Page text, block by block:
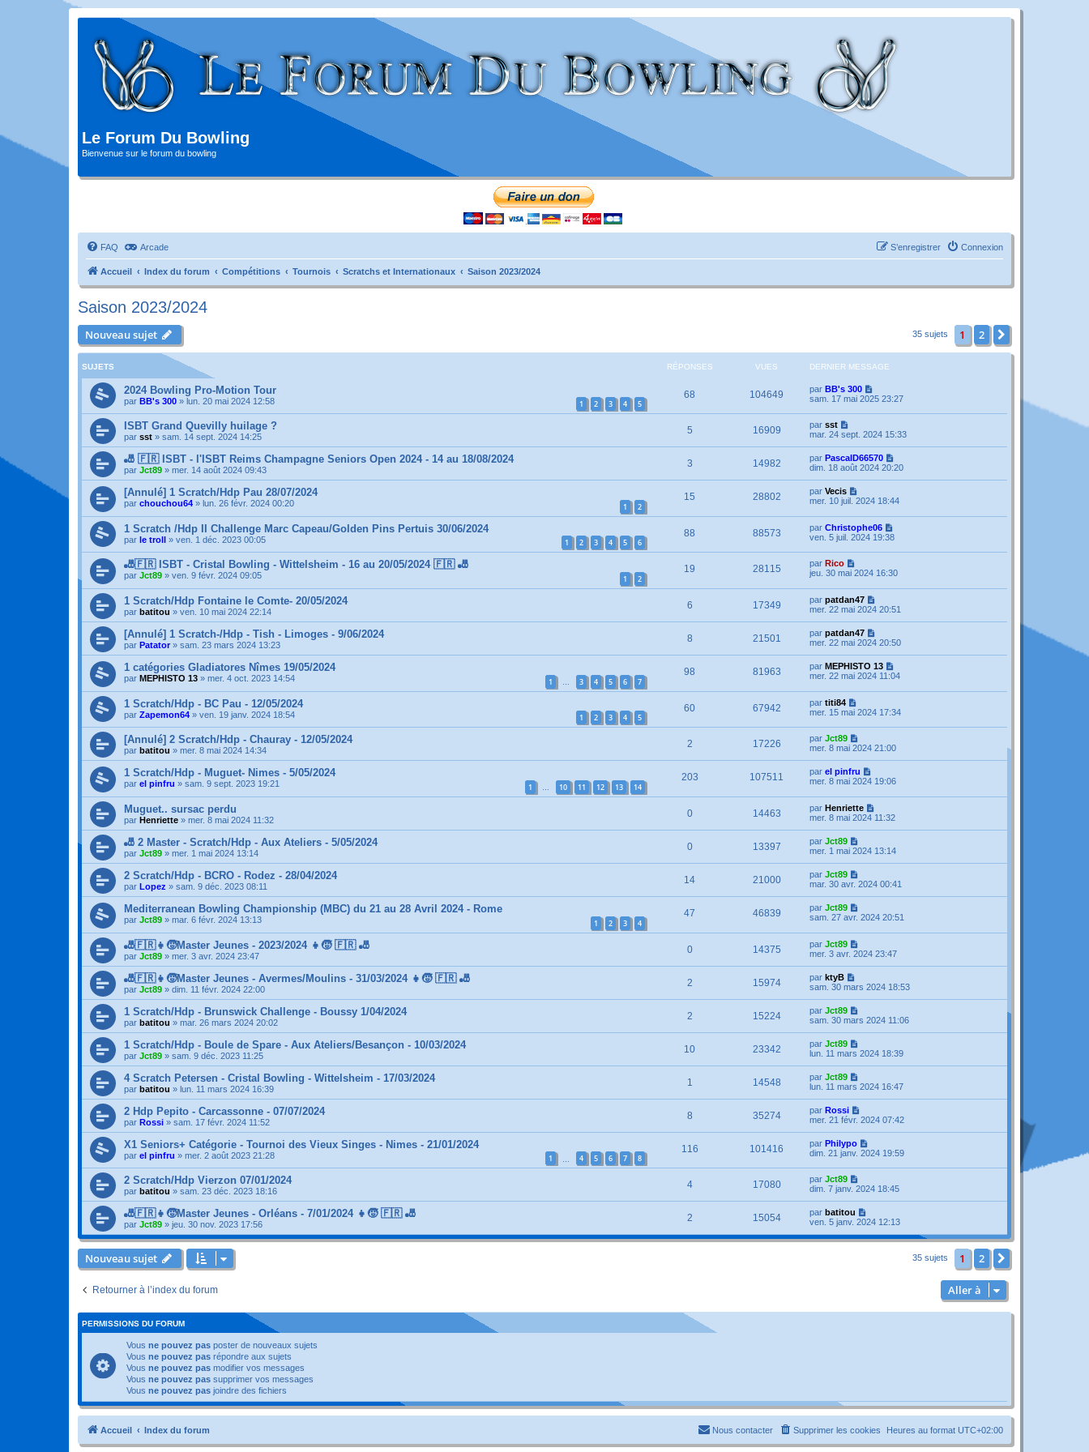
Le Forum Du Bowling
Bienvenue sur le forum du bowling
FAQ Arcade Connexion
S’enregistrer
Accueil Index du forum Compétitions Tournois Scratchs et Internationaux Saison 2023/2024
Saison 2023/2024
Nouveau sujet 35 sujets 1 2
SUJETS RÉPONSES VUES DERNIER MESSAGE
2024 Bowling Pro-Motion Tour
par BB's 300 » lun. 20 mai 2024 12:58 1 2 3 4 5
68 104649 par BB's 300
sam. 17 mai 2025 23:27
ISBT Grand Quevilly huilage ?
par sst » sam. 14 sept. 2024 14:25
5 16909 par sst
mar. 24 sept. 2024 15:33
🎳 🇫🇷 ISBT - l'ISBT Reims Champagne Seniors Open 2024 - 14 au 18/08/2024
par Jct89 » mer. 14 août 2024 09:43
3 14982 par PascalD66570
dim. 18 août 2024 20:20
[Annulé] 1 Scratch/Hdp Pau 28/07/2024
par chouchou64 » lun. 26 févr. 2024 00:20 1 2
15 28802 par Vecis
mer. 10 juil. 2024 18:44
1 Scratch /Hdp II Challenge Marc Capeau/Golden Pins Pertuis 30/06/2024
par le troll » ven. 1 déc. 2023 00:05 1 2 3 4 5 6
88 88573 par Christophe06
ven. 5 juil. 2024 19:38
🎳🇫🇷 ISBT - Cristal Bowling - Wittelsheim - 16 au 20/05/2024 🇫🇷 🎳
par Jct89 » ven. 9 févr. 2024 09:05 1 2
19 28115 par Rico
jeu. 30 mai 2024 16:30
1 Scratch/Hdp Fontaine le Comte- 20/05/2024
par batitou » ven. 10 mai 2024 22:14
6 17349 par patdan47
mer. 22 mai 2024 20:51
[Annulé] 1 Scratch-/Hdp - Tish - Limoges - 9/06/2024
par Patator » sam. 23 mars 2024 13:23
8 21501 par patdan47
mer. 22 mai 2024 20:50
1 catégories Gladiatores Nîmes 19/05/2024
par MEPHISTO 13 » mer. 4 oct. 2023 14:54 1 … 3 4 5 6 7
98 81963 par MEPHISTO 13
mer. 22 mai 2024 11:04
1 Scratch/Hdp - BC Pau - 12/05/2024
par Zapemon64 » ven. 19 janv. 2024 18:54 1 2 3 4 5
60 67942 par titi84
mer. 15 mai 2024 17:34
[Annulé] 2 Scratch/Hdp - Chauray - 12/05/2024
par batitou » mer. 8 mai 2024 14:34
2 17226 par Jct89
mer. 8 mai 2024 21:00
1 Scratch/Hdp - Muguet- Nimes - 5/05/2024
par el pinfru » sam. 9 sept. 2023 19:21 1 … 10 11 12 13 14
203 107511 par el pinfru
mer. 8 mai 2024 19:06
Muguet.. sursac perdu
par Henriette » mer. 8 mai 2024 11:32
0 14463 par Henriette
mer. 8 mai 2024 11:32
🎳 2 Master - Scratch/Hdp - Aux Ateliers - 5/05/2024
par Jct89 » mer. 1 mai 2024 13:14
0 13397 par Jct89
mer. 1 mai 2024 13:14
2 Scratch/Hdp - BCRO - Rodez - 28/04/2024
par Lopez » sam. 9 déc. 2023 08:11
14 21000 par Jct89
mar. 30 avr. 2024 00:41
Mediterranean Bowling Championship (MBC) du 21 au 28 Avril 2024 - Rome
par Jct89 » mar. 6 févr. 2024 13:13 1 2 3 4
47 46839 par Jct89
sam. 27 avr. 2024 20:51
🎳🇫🇷👧🧒Master Jeunes - 2023/2024 👧🧒 🇫🇷 🎳
par Jct89 » mer. 3 avr. 2024 23:47
0 14375 par Jct89
mer. 3 avr. 2024 23:47
🎳🇫🇷👧🧒Master Jeunes - Avermes/Moulins - 31/03/2024 👧🧒 🇫🇷 🎳
par Jct89 » dim. 11 févr. 2024 22:00
2 15974 par ktyB
sam. 30 mars 2024 18:53
1 Scratch/Hdp - Brunswick Challenge - Boussy 1/04/2024
par batitou » mar. 26 mars 2024 20:02
2 15224 par Jct89
sam. 30 mars 2024 11:06
1 Scratch/Hdp - Boule de Spare - Aux Ateliers/Besançon - 10/03/2024
par Jct89 » sam. 9 déc. 2023 11:25
10 23342 par Jct89
lun. 11 mars 2024 18:39
4 Scratch Petersen - Cristal Bowling - Wittelsheim - 17/03/2024
par batitou » lun. 11 mars 2024 16:39
1 14548 par Jct89
lun. 11 mars 2024 16:47
2 Hdp Pepito - Carcassonne - 07/07/2024
par Rossi » sam. 17 févr. 2024 11:52
8 35274 par Rossi
mer. 21 févr. 2024 07:42
X1 Seniors+ Catégorie - Tournoi des Vieux Singes - Nimes - 21/01/2024
par el pinfru » mer. 2 août 2023 21:28 1 4 5 6 7 8
116 101416 par Philypo
dim. 21 janv. 2024 19:59
2 Scratch/Hdp Vierzon 07/01/2024
par batitou » sam. 23 déc. 2023 18:16
4 17080 par Jct89
dim. 7 janv. 2024 18:45
🎳🇫🇷👧🧒Master Jeunes - Orléans - 7/01/2024 👧🧒 🇫🇷 🎳
par Jct89 » jeu. 30 nov. 2023 17:56
2 15054 par batitou
ven. 5 janv. 2024 12:13
Nouveau sujet 35 sujets 1 2
Retourner à l’index du forum Aller à
PERMISSIONS DU FORUM
Vous ne pouvez pas poster de nouveaux sujets
Vous ne pouvez pas répondre aux sujets
Vous ne pouvez pas modifier vos messages
Vous ne pouvez pas supprimer vos messages
Vous ne pouvez pas joindre des fichiers
Accueil Index du forum Heures au format UTC+02:00
Supprimer les cookies
Nous contacter